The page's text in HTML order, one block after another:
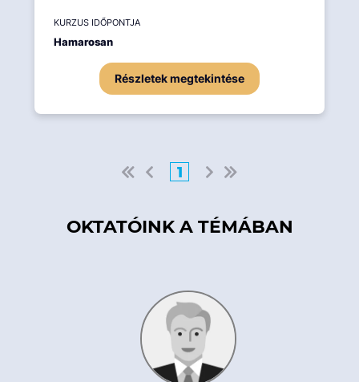
KURZUS IDŐPONTJA
Hamarosan
Részletek megtekintése
1
OKTATÓINK A TÉMÁBAN